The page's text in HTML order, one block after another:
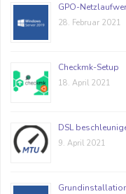
GPO-
28. Februar 2021
Checkmk-Setup
18. April 2021
DSL
9. April 2021